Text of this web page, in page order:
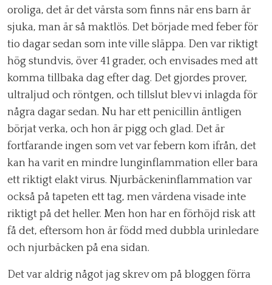
efter:
oroliga, det är det värsta som finns när ens barn är
sjuka, man är så maktlös. Det började med feber för
tio dagar sedan som inte ville släppa. Den var riktigt
hög stundvis, över 41 grader, och envisades med att
komma tillbaka dag efter dag. Det gjordes prover,
ultraljud och röntgen, och tillslut blev vi inlagda för
några dagar sedan. Nu har ett penicillin äntligen
börjat verka, och hon är pigg och glad. Det är
fortfarande ingen som vet var febern kom ifrån, det
kan ha varit en mindre lunginflammation eller bara
ett riktigt elakt virus. Njurbäckeninflammation var
också på tapeten ett tag, men värdena visade inte
riktigt på det heller. Men hon har en förhöjd risk att
få det, eftersom hon är född med dubbla urinledare
och njurbäcken på ena sidan.
Det var aldrig något jag skrev om på bloggen förra